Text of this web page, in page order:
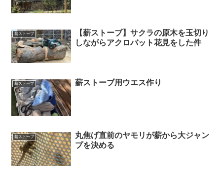
薪ストーブ
【薪ストーブ】サクラの原木を玉切り
しながらアクロバット花見をした件
薪ストーブ 薪ストーブ用ウエス作り
薪ストーブ
丸焦げ直前のヤモリが薪から大ジャン
プを決める